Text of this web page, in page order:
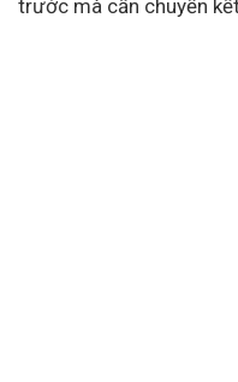
trước mà cần chuyển